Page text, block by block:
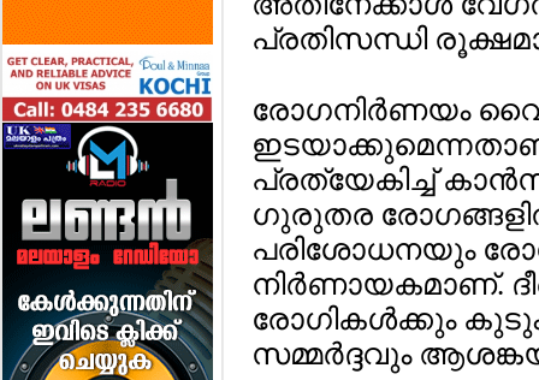
പ്രതിസന്ധി
രോഗനിര്‍ണയം
പ്രത്യേകിച്ച്
ഗുരുതര
പരിശോധനയും
നിര്‍ണായകമാണ്.
രോഗികള്‍ക്കും
സമ്മര്‍ദ്ദവും